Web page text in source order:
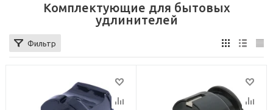
Комплектующие для бытовых
удлинителей
Фильтр